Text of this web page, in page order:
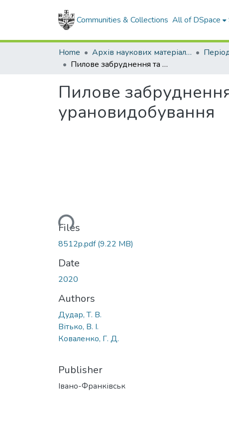
Communities & Collections All of DSpace
Home Архів наукових матеріалів
Пилове забруднення та оцінка дозових навантажень від відвалів урановидобування
Пилове
урановидобування
Loading...
Files
8512p.pdf(9.22 MB)
Date
2020
Authors
Дудар, Т. В.
Вітько, В. І.
Коваленко, Г. Д.
Publisher
Івано-Франківськ